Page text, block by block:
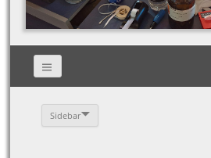
Sidebar